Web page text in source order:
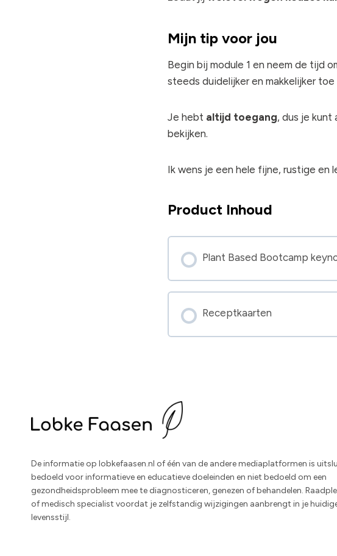
Mijn tip voor jou
Begin bij module 1 en neem de tijd
steeds duidelijker en makkelijker toe
Je hebt altijd toegang, dus je kunt
bekijken.
Ik wens je een hele fijne, rustige en
Product Inhoud
Plant Based Bootcamp
Receptkaarten
De informatie op lobkefaasen.nl of één van de andere mediaplatformen is
bedoeld voor informatieve en educatieve doeleinden en niet bedoeld om een
gezondheidsprobleem mee te diagnosticeren, genezen of behandelen.
of medisch specialist voordat je zelfstandig wijzigingen aanbrengt in je
levensstijl.